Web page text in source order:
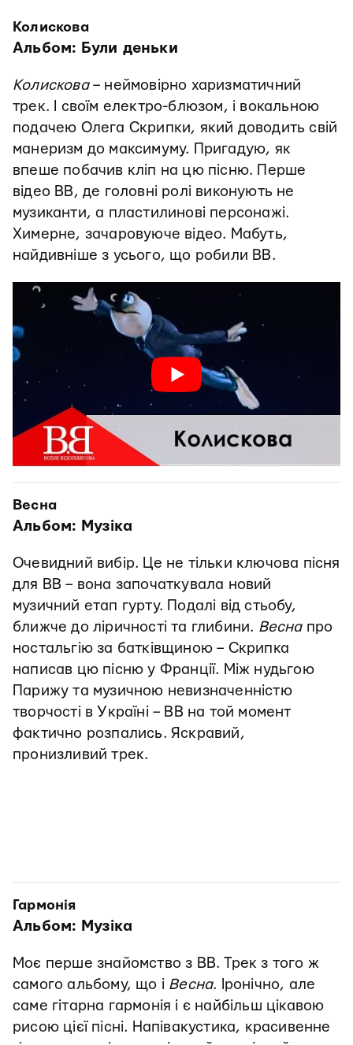
Колискова
Альбом: Були деньки
Колискова– неймовірно харизматичний
трек. І своїм електро-блюзом, і вокальною
подачею Олега Скрипки, який доводить свій
манеризм до максимуму. Пригадую, як
впеше побачив кліп на цю пісню. Перше
відео ВВ, де головні ролі виконують не
музиканти, а пластилинові персонажі.
Химерне, зачаровуюче відео. Мабуть,
найдивніше з усього, що робили ВВ.
Весна
Альбом: Музіка
Очевидний вибір. Це не тільки ключова пісня
для ВВ – вона започаткувала новий
музичний етап гурту. Подалі від стьобу,
ближче до ліричності та глибини. Веснапро
ностальгію за батківщиною – Скрипка
написав цю пісню у Франції. Між нудьгою
Парижу та музичною невизначенністю
творчості в Україні – ВВ на той момент
фактично розпались. Яскравий,
пронизливий трек.
Гармонія
Альбом: Музіка
Моє перше знайомство з ВВ. Трек з того ж
самого альбому, що і Весна. Іронічно, але
саме гітарна гармонія і є найбільш цікавою
рисою цієї пісні. Напівакустика, красивенне